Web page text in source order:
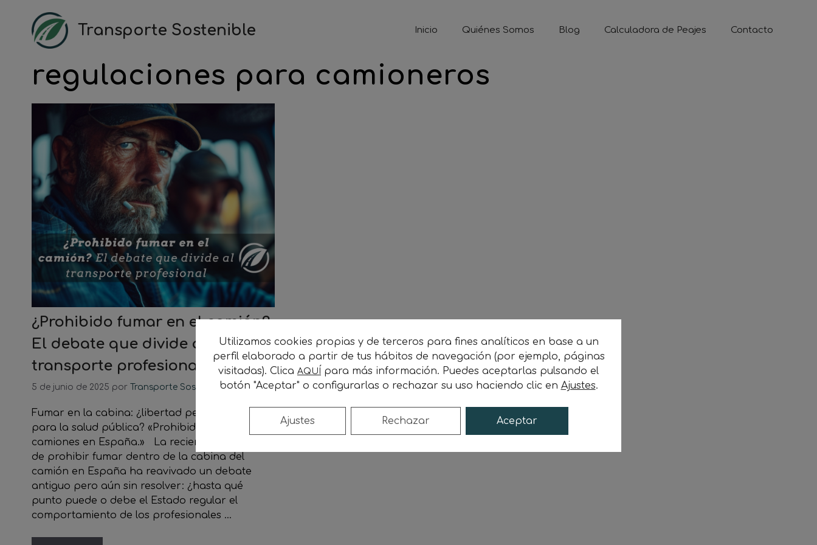
contenido
Transporte Sostenible Inicio Quiénes Somos Blog Calculadora de Peajes Contacto
regulaciones para camioneros
¿Prohibido fumar en el camión?
El debate que divide al
transporte profesional
5 de junio de 2025 por Transporte Sostenible
Fumar en la cabina: ¿libertad personal o riesgo
para la salud pública? «Prohibido fumar en
camiones en España.» La reciente propuesta
de prohibir fumar dentro de la cabina del
camión en España ha reavivado un debate
antiguo pero aún sin resolver: ¿hasta qué
punto puede o debe el Estado regular el
comportamiento de los profesionales …
Utilizamos cookies propias y de terceros para fines analíticos en base a un
perfil elaborado a partir de tus hábitos de navegación (por ejemplo, páginas
visitadas). Clica AQUÍ para más información. Puedes aceptarlas pulsando el
botón "Aceptar" o configurarlas o rechazar su uso haciendo clic en Ajustes.
Aceptar
Rechazar
Ajustes